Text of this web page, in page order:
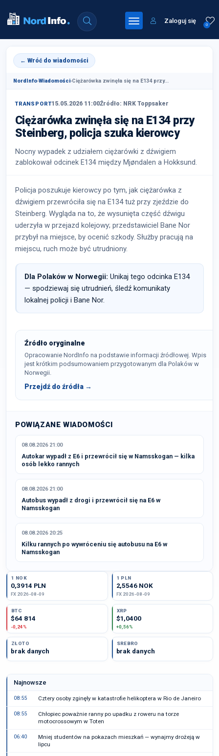
0
Zaloguj się
← Wróć do wiadomości
NordInfo›Wiadomości›Ciężarówka zwinęła się na E134 przy...
TRANSPORT15.05.2026 11:00Źródło: NRK Toppsaker
Ciężarówka zwinęła się na E134 przy
Steinberg, policja szuka kierowcy
Nocny wypadek z udziałem ciężarówki z dźwigiem
zablokował odcinek E134 między Mjøndalen a Hokksund.
Policja poszukuje kierowcy po tym, jak ciężarówka z
dźwigiem przewróciła się na E134 tuż przy zjeździe do
Steinberg. Wygląda na to, że wysunięta część dźwigu
uderzyła w przejazd kolejowy; przedstawiciel Bane Nor
przybył na miejsce, by ocenić szkody. Służby pracują na
miejscu, ruch może być utrudniony.
Dla Polaków w Norwegii: Unikaj tego odcinka E134
— spodziewaj się utrudnień, śledź komunikaty
lokalnej policji i Bane Nor.
Źródło oryginalne
Opracowanie NordInfo na podstawie informacji źródłowej. Wpis
jest krótkim podsumowaniem przygotowanym dla Polaków w
Norwegii.
Przejdź do źródła →
POWIĄZANE WIADOMOŚCI
08.08.2026 21:00
Autokar wypadł z E6 i przewrócił się w Namsskogan — kilka
osób lekko rannych
08.08.2026 21:00
Autobus wypadł z drogi i przewrócił się na E6 w
Namsskogan
08.08.2026 20:25
Kilku rannych po wywróceniu się autobusu na E6 w
Namsskogan
1 NOK
0,3914 PLN
FX 2026-08-09
1 PLN
2,5546 NOK
FX 2026-08-09
BTC
$64 814
-0,24%
XRP
$1,0400
+0,56%
ZŁOTO
brak danych
SREBRO
brak danych
Najnowsze
08:55 Cztery osoby zginęły w katastrofie helikoptera w Rio de Janeiro
08:55
Chłopiec poważnie ranny po upadku z roweru na torze
motocrossowym w Toten
06:40
Mniej studentów na pokazach mieszkań — wynajmy drożeją w
lipcu